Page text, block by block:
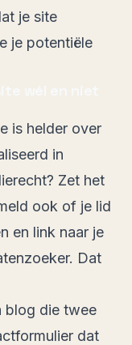
je site
je potentiële
is helder over
in
Zet het
ook of je lid
en link naar je
Dat
blog die twee
dat